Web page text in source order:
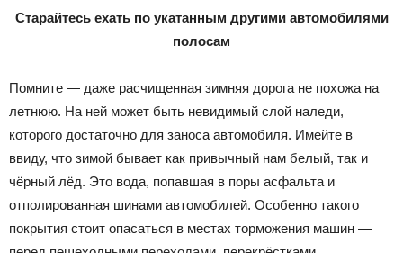
Старайтесь ехать по укатанным другими автомобилями
полосам
Помните — даже расчищенная зимняя дорога не похожа на
летнюю. На ней может быть невидимый слой наледи,
которого достаточно для заноса автомобиля. Имейте в
ввиду, что зимой бывает как привычный нам белый, так и
чёрный лёд. Это вода, попавшая в поры асфальта и
отполированная шинами автомобилей. Особенно такого
покрытия стоит опасаться в местах торможения машин —